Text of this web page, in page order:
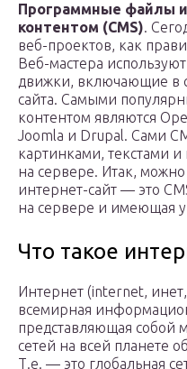
Программные файлы
контентом (CMS).
веб-проектов, как
Веб-мастера
движки, включающие в
сайта. Самыми
контентом являются
Joomla и Drupal. Сами
картинками, текстами
на сервере. Итак, можно
интернет-сайт — это
на сервере и имеющая
Что такое
Интернет (internet,
всемирная
представляющая собой
сетей на всей планете
Т.е. — это глобальная